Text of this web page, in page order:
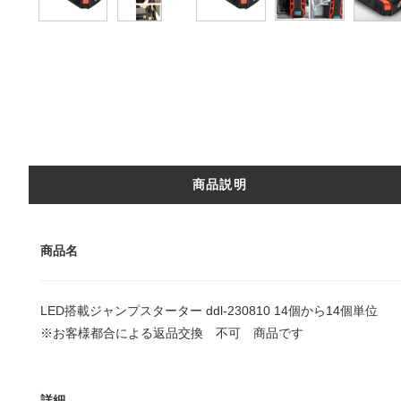
商品説明
商品名
LED搭載ジャンプスターター ddl-230810 14個から14個単位
※お客様都合による返品交換 不可 商品です